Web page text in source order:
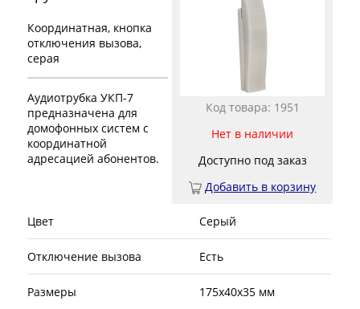
Код товара: 1951
Нет в наличии
Доступно под заказ
Добавить в корзину
Координатная, кнопка
отключения вызова,
серая
Аудиотрубка УКП-7
предназначена для
домофонных систем с
координатной
адресацией абонентов.
Цвет Серый
Отключение вызова Есть
Размеры 175х40х35 мм